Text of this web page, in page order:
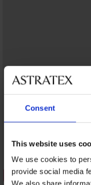
Consent
This website uses
We use cookies to
provide social media
3+1 GRATIS